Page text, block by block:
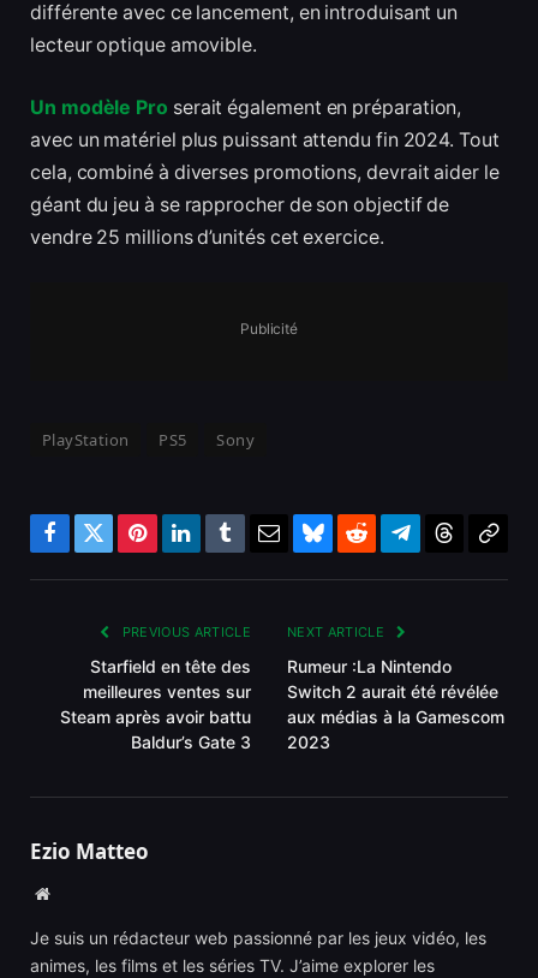
différente avec ce lancement, en introduisant un
lecteur optique amovible.
Un modèle Pro serait également en préparation,
avec un matériel plus puissant attendu fin 2024. Tout
cela, combiné à diverses promotions, devrait aider le
géant du jeu à se rapprocher de son objectif de
vendre 25 millions d’unités cet exercice.
Publicité
PlayStation PS5 Sony
Facebook
TwitterPinterestLinkedInTumblrEmailBlueskyRedditTelegram
PREVIOUS ARTICLE
Starfield en tête des
meilleures ventes sur
Steam après avoir battu
Baldur’s Gate 3
NEXT ARTICLE
Rumeur :La Nintendo
Switch 2 aurait été révélée
aux médias à la Gamescom
2023
Ezio Matteo
Website
Je suis un rédacteur web passionné par les jeux vidéo, les
animes, les films et les séries TV. J’aime explorer les